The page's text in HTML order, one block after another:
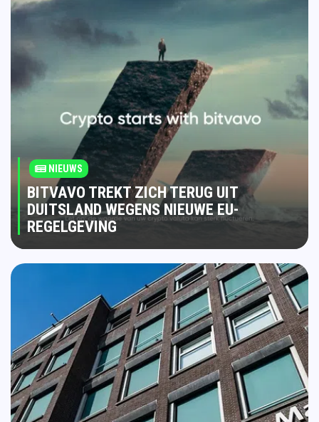
NIEUWS
BITVAVO TREKT ZICH TERUG UIT
DUITSLAND WEGENS NIEUWE EU-
REGELGEVING